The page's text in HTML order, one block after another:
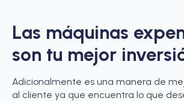
Las máquinas
son tu mejor
Adicionalmente es una manera de
al cliente ya que encuentra lo que